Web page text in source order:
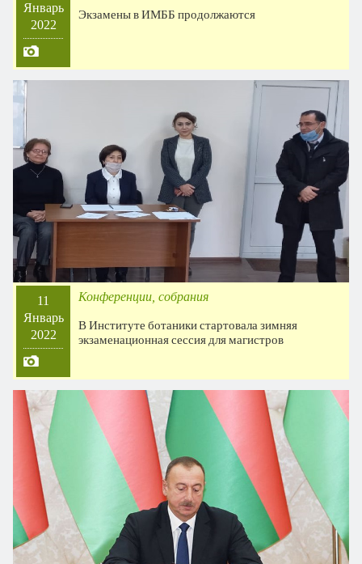
Январь
2022
Экзамены в ИМББ продолжаются
11
Январь
2022
Конференции, собрания
В Институте ботаники стартовала зимняя
экзаменационная сессия для магистров